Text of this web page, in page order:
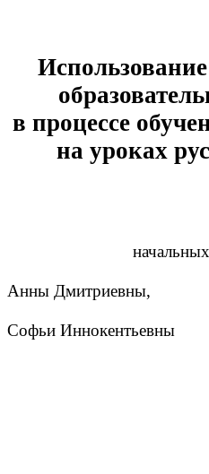
в процессе
на уроках
Доклад
Анны Дмитриевны,
Софьи Иннокентьевны